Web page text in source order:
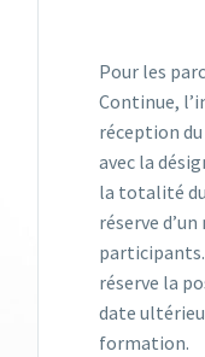
Pour les
Continue,
réception
avec la
la totalité
réserve
participants.
réserve la
date
formation.